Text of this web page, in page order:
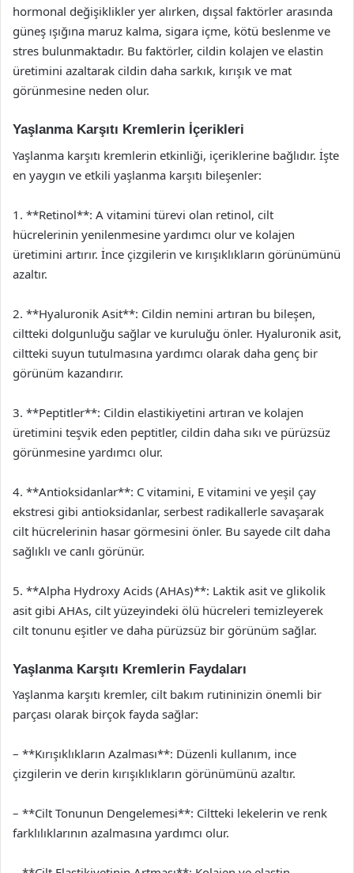
hormonal değişiklikler yer alırken, dışsal faktörler arasında
güneş ışığına maruz kalma, sigara içme, kötü beslenme ve
stres bulunmaktadır. Bu faktörler, cildin kolajen ve elastin
üretimini azaltarak cildin daha sarkık, kırışık ve mat
görünmesine neden olur.
Yaşlanma Karşıtı Kremlerin İçerikleri
Yaşlanma karşıtı kremlerin etkinliği, içeriklerine bağlıdır. İşte
en yaygın ve etkili yaşlanma karşıtı bileşenler:
1. **Retinol**: A vitamini türevi olan retinol, cilt
hücrelerinin yenilenmesine yardımcı olur ve kolajen
üretimini artırır. İnce çizgilerin ve kırışıklıkların görünümünü
azaltır.
2. **Hyaluronik Asit**: Cildin nemini artıran bu bileşen,
ciltteki dolgunluğu sağlar ve kuruluğu önler. Hyaluronik asit,
ciltteki suyun tutulmasına yardımcı olarak daha genç bir
görünüm kazandırır.
3. **Peptitler**: Cildin elastikiyetini artıran ve kolajen
üretimini teşvik eden peptitler, cildin daha sıkı ve pürüzsüz
görünmesine yardımcı olur.
4. **Antioksidanlar**: C vitamini, E vitamini ve yeşil çay
ekstresi gibi antioksidanlar, serbest radikallerle savaşarak
cilt hücrelerinin hasar görmesini önler. Bu sayede cilt daha
sağlıklı ve canlı görünür.
5. **Alpha Hydroxy Acids (AHAs)**: Laktik asit ve glikolik
asit gibi AHAs, cilt yüzeyindeki ölü hücreleri temizleyerek
cilt tonunu eşitler ve daha pürüzsüz bir görünüm sağlar.
Yaşlanma Karşıtı Kremlerin Faydaları
Yaşlanma karşıtı kremler, cilt bakım rutininizin önemli bir
parçası olarak birçok fayda sağlar:
– **Kırışıklıkların Azalması**: Düzenli kullanım, ince
çizgilerin ve derin kırışıklıkların görünümünü azaltır.
– **Cilt Tonunun Dengelemesi**: Ciltteki lekelerin ve renk
farklılıklarının azalmasına yardımcı olur.